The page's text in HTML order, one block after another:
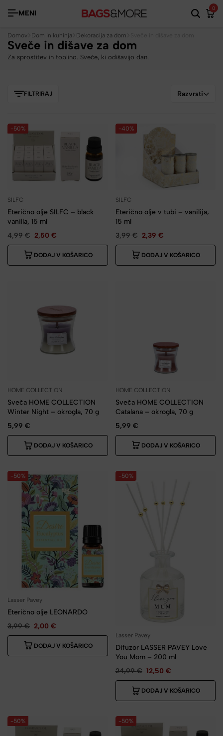
MENI
0
Sveče in dišave za dom
Domov Dom in kuhinja Dekoracija za dom
Za sprostitev in toplino. Sveče, ki odišavijo dan.
FILTRIRAJ Razvrsti
-50%
SILFC
Eterično olje SILFC – black
vanilla, 15 ml
4,99€ 2,50 €
DODAJ V KOŠARICO
-40%
SILFC
Eterično olje v tubi – vanilija,
15 ml
3,99€ 2,39 €
DODAJ V KOŠARICO
HOME COLLECTION
Sveča HOME COLLECTION
Winter Night – okrogla, 70 g
5,99 €
DODAJ V KOŠARICO
HOME COLLECTION
Sveča HOME COLLECTION
Catalana – okrogla, 70 g
5,99 €
DODAJ V KOŠARICO
-50%
Lasser Pavey
Eterično olje LEONARDO
3,99€ 2,00 €
DODAJ V KOŠARICO
-50%
Lasser Pavey
Difuzor LASSER PAVEY Love
You Mom – 200 ml
24,99€ 12,50 €
DODAJ V KOŠARICO
-50% -50%